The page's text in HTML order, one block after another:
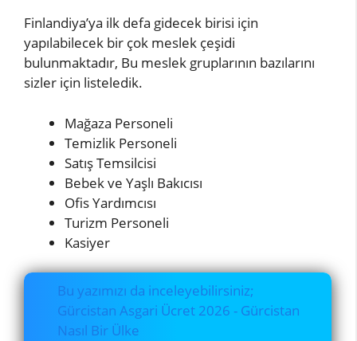
Finlandiya’ya ilk defa gidecek birisi için
yapılabilecek bir çok meslek çeşidi
bulunmaktadır, Bu meslek gruplarının bazılarını
sizler için listeledik.
Mağaza Personeli
Temizlik Personeli
Satış Temsilcisi
Bebek ve Yaşlı Bakıcısı
Ofis Yardımcısı
Turizm Personeli
Kasiyer
Bu yazımızı da inceleyebilirsiniz;
Gürcistan Asgari Ücret 2026 - Gürcistan
Nasıl Bir Ülke